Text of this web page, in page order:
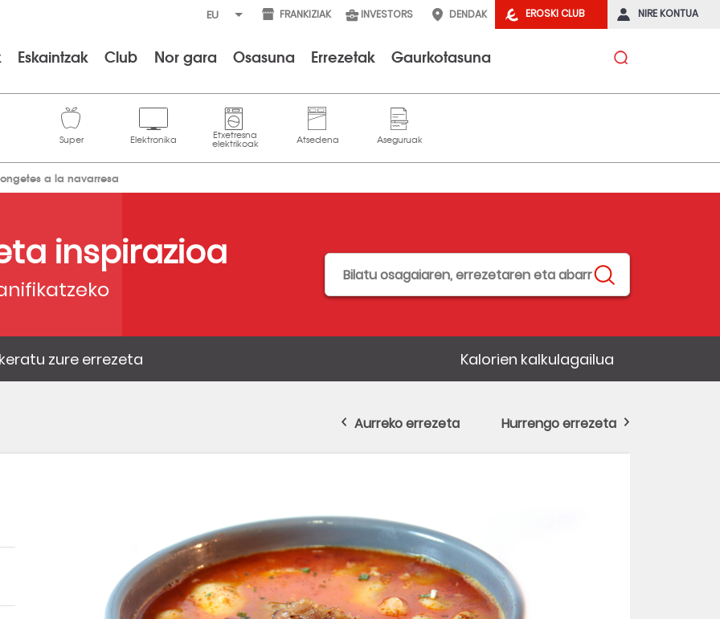
EROSKI CLUB NIRE KONTUA
FRANKIZIAK INVESTORS DENDAK
Eskaintzak Club Nor gara Osasuna Errezetak Gaurkotasuna
a la navarresa
inspirazioa
zure errezeta Kalorien kalkulagailua
Aurreko errezeta Hurrengo errezeta